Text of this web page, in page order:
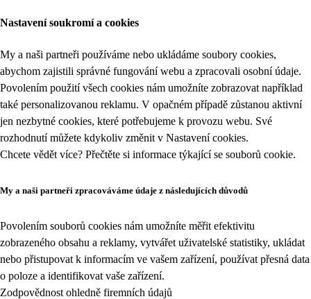
Nastavení soukromí a cookies
My a naši partneři používáme nebo ukládáme soubory cookies,
abychom zajistili správné fungování webu a zpracovali osobní údaje.
Povolením použití všech cookies nám umožníte zobrazovat například
také personalizovanou reklamu. V opačném případě zůstanou aktivní
jen nezbytné cookies, které potřebujeme k provozu webu. Své
rozhodnutí můžete kdykoliv změnit v Nastavení cookies.
Chcete vědět více? Přečtěte si informace týkající se souborů cookie.
My a naši partneři zpracováváme údaje z následujících důvodů
Povolením souborů cookies nám umožníte měřit efektivitu
zobrazeného obsahu a reklamy, vytvářet uživatelské statistiky, ukládat
nebo přistupovat k informacím ve vašem zařízení, používat přesná data
o poloze a identifikovat vaše zařízení.
Zodpovědnost ohledně firemních údajů